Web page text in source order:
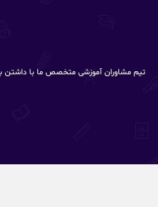
تیم مشاوران آموزشی متخصص ما با داشتن بیش از 20 سال تجربه در این حوزه، شما را در تمام مراحل ارسال درخواست پذیرش تا دریافت